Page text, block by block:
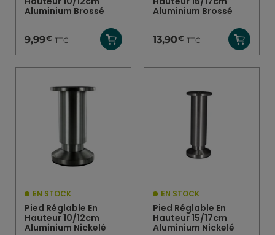
Aluminium Brossé
9,99€ TTC
Aluminium Brossé
13,90€ TTC
EN STOCK
Pied Réglable En
Hauteur 10/12cm
Aluminium Nickelé
EN STOCK
Pied Réglable En
Hauteur 15/17cm
Aluminium Nickelé